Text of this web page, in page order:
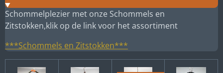
Schommelplezier met onze Schommels en
Zitstokken,klik op de link voor het assortiment
***Schommels en Zitstokken***